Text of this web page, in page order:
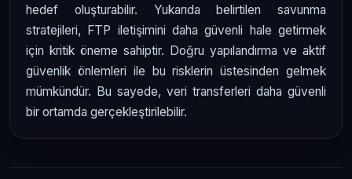
hedef oluşturabilir. Yukarıda belirtilen savunma
stratejileri, FTP iletişimini daha güvenli hale getirmek
için kritik öneme sahiptir. Doğru yapılandırma ve aktif
güvenlik önlemleri ile bu risklerin üstesinden gelmek
mümkündür. Bu sayede, veri transferleri daha güvenli
bir ortamda gerçekleştirilebilir.